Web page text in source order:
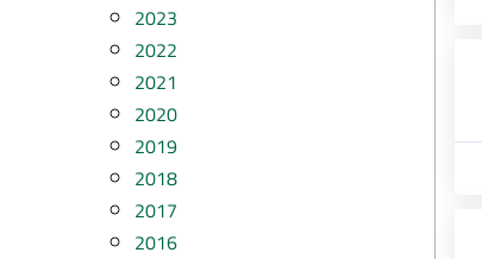
2023
2022
2021
2020
2019
2018
2017
2016